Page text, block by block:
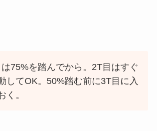
75%を踏んでから。2T目はすぐ
してOK。50%踏む前に3T目に入
く。